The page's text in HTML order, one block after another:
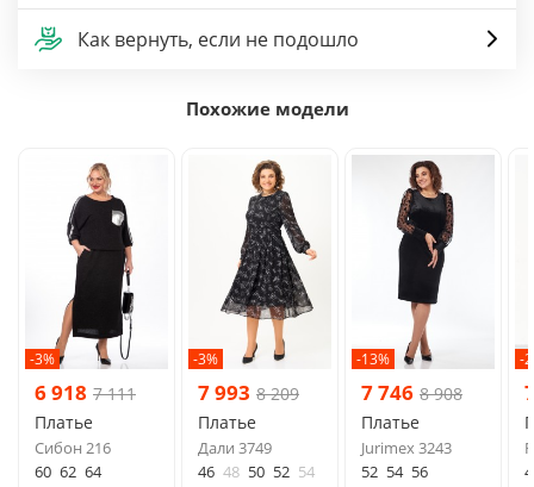
Как вернуть, если не подошло
Похожие модели
-3%
6 918 7 111
Платье
Сибон 216
60 62 64
-3%
7 993 8 209
Платье
Дали 3749
46 48 50 52 54
-13%
7 746 8 908
Платье
Jurimex 3243
52 54 56
-